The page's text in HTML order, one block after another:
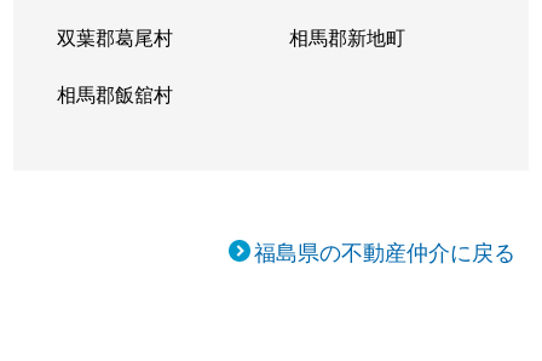
双葉郡葛尾村 相馬郡新地町
相馬郡飯舘村
福島県の不動産仲介に戻る